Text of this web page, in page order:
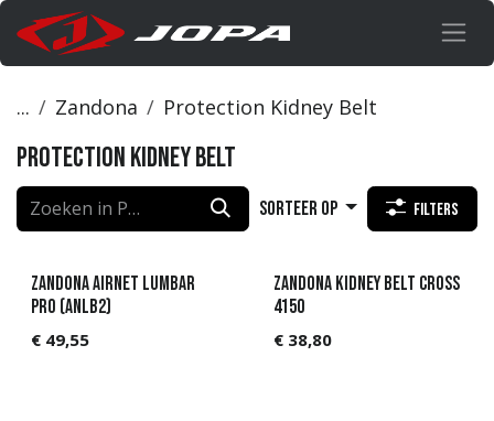
Overslaan naar inhoud
... Zandona Protection Kidney Belt
Protection Kidney Belt
Sorteer op Filters
Zandona AIRnet Lumbar
Pro (ANLB2)
€ 49,55
Zandona kidney belt Cross
4150
€ 38,80